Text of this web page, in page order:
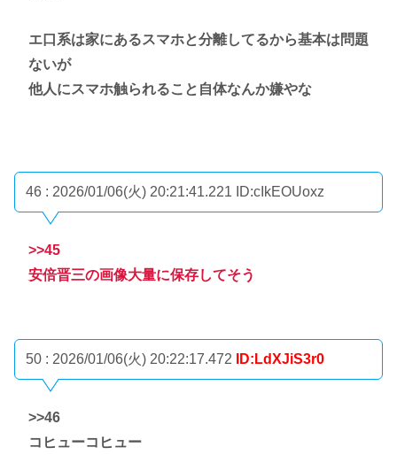
エ口系は家にあるスマホと分離してるから基本は問題
ないが
他人にスマホ触られること自体なんか嫌やな
46 : 2026/01/06(火) 20:21:41.221 ID:cIkEOUoxz
>>45
安倍晋三の画像大量に保存してそう
50 : 2026/01/06(火) 20:22:17.472 ID:LdXJiS3r0
>>46
コヒューコヒュー